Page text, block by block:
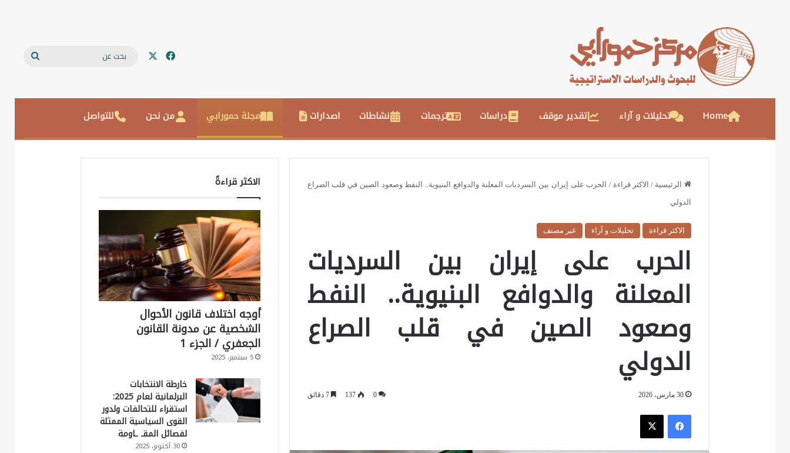
فيسبوك
Home تحليلات و آراء تقدير موقف دراسات ترجمات نشاطات اصدارات مجلة حمورابي من نحن للتواصل
الرئيسية / الاكثر قراءة / الحرب على إيران بين السرديات المعلنة والدوافع البنيوية.. النفط وصعود الصين في قلب الصراع
الدولي
الاكثر قراءة تحليلات و آراء غير مصنف
الحرب على إيران بين السرديات
المعلنة والدوافع البنيوية.. النفط
وصعود الصين في قلب الصراع
الدولي
30 مارس، 2026 0
137 7 دقائق
فيسبوك
الاكثر قراءةً
أوجه اختلاف قانون الأحوال
الشخصية عن مدونة القانون
الجعفري / الجزء 1
5 سبتمبر، 2025
خارطة الانتخابات
البرلمانية لعام 2025:
استقراء للتحالفات ولدور
القوى السياسية الممثلة
لفصائل المقـ ـاومة
30 أكتوبر، 2025